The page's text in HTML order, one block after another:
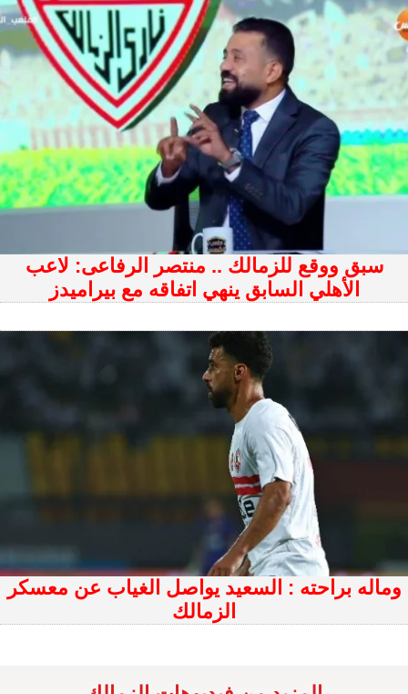
سبق ووقع للزمالك .. منتصر الرفاعى: لاعب
الأهلي السابق ينهي اتفاقه مع بيراميدز
وماله براحته : السعيد يواصل الغياب عن معسكر
الزمالك